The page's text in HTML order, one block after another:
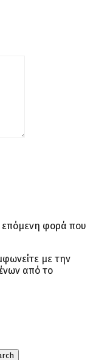
επόμενη φορά που
με την
από το